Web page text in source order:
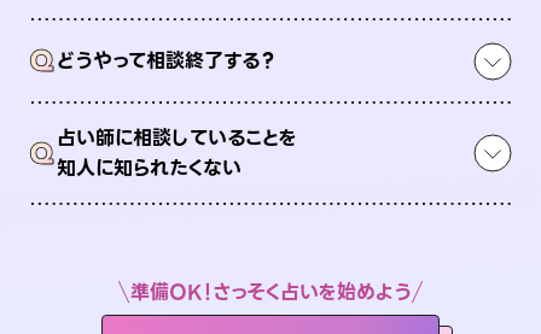
Qどうやって相談終了する？
Q占い師に相談していることを
知人に知られたくない
準備OK！さっそく占いを始めよう